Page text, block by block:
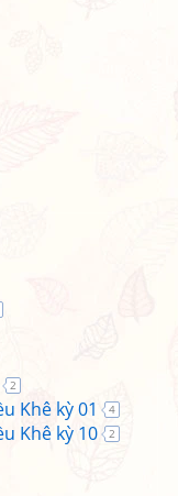
2
Khê kỳ 01 4
Khê kỳ 10 2